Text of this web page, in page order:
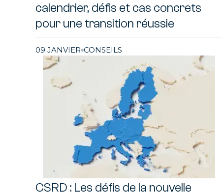
calendrier, défis et cas concrets
pour une transition réussie
09 JANVIER CONSEILS
CSRD : Les défis de la nouvelle